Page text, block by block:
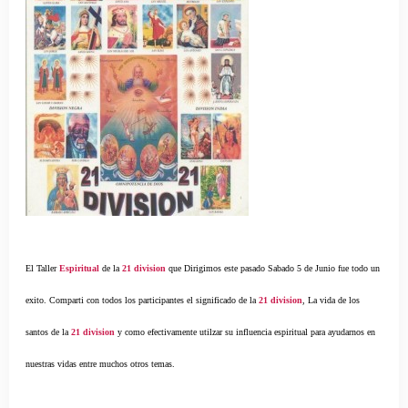
El TallerEspiritual de la 21 division que Dirigimos este pasado Sabado 5 de Junio fue todo un
exito. Comparti con todos los participantes el significado de la 21 division , La vida de los
santos de la 21 division y como efectivamente utilzar su influencia espiritual para ayudarnos en
nuestras vidas entre muchos otros temas.